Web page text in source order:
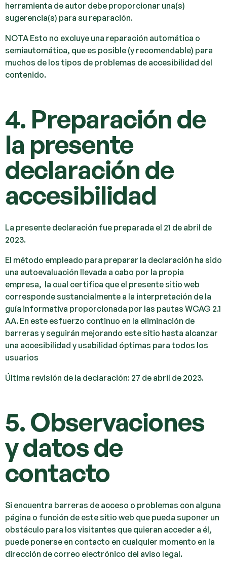
herramienta de autor debe proporcionar una(s)
sugerencia(s) para su reparación.
NOTA Esto no excluye una reparación automática o
semiautomática, que es posible (y recomendable) para
muchos de los tipos de problemas de accesibilidad del
contenido.
4. Preparación de
la presente
declaración de
accesibilidad
La presente declaración fue preparada el 21 de abril de
2023.
El método empleado para preparar la declaración ha sido
una autoevaluación llevada a cabo por la propia
empresa, la cual certifica que el presente sitio web
corresponde sustancialmente a la interpretación de la
guía informativa proporcionada por las pautas WCAG 2.1
AA. En este esfuerzo continuo en la eliminación de
barreras y seguirán mejorando este sitio hasta alcanzar
una accesibilidad y usabilidad óptimas para todos los
usuarios
Última revisión de la declaración: 27 de abril de 2023.
5. Observaciones
y datos de
contacto
Si encuentra barreras de acceso o problemas con alguna
página o función de este sitio web que pueda suponer un
obstáculo para los visitantes que quieran acceder a él,
puede ponerse en contacto en cualquier momento en la
dirección de correo electrónico del aviso legal.